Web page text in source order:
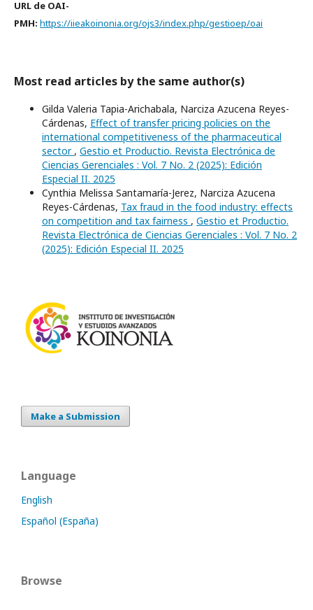
URL de OAI-
PMH: https://iieakoinonia.org/ojs3/index.php/gestioep/oai
Most read articles by the same author(s)
Gilda Valeria Tapia-Arichabala, Narciza Azucena Reyes-
Cárdenas, Effect of transfer pricing policies on the
international competitiveness of the pharmaceutical
sector , Gestio et Productio. Revista Electrónica de
Ciencias Gerenciales : Vol. 7 No. 2 (2025): Edición
Especial II. 2025
Cynthia Melissa Santamaría-Jerez, Narciza Azucena
Reyes-Cárdenas, Tax fraud in the food industry: effects
on competition and tax fairness , Gestio et Productio.
Revista Electrónica de Ciencias Gerenciales : Vol. 7 No. 2
(2025): Edición Especial II. 2025
Make a Submission
Language
English
Español (España)
Browse